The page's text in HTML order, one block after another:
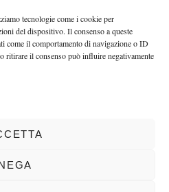
tecnologie come i cookie per
del dispositivo. Il consenso a queste
come il comportamento di navigazione o ID
ritirare il consenso può influire negativamente
DIRETTORE
riconoscibili
PRESIDENTE
insieme
|PRIVACY
DI BUSTO GAROLFO E BUGUGGIATE